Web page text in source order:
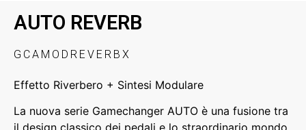
AUTO REVERB
GCAMODREVERBX
Effetto Riverbero + Sintesi Modulare
La nuova serie Gamechanger AUTO è una fusione tra